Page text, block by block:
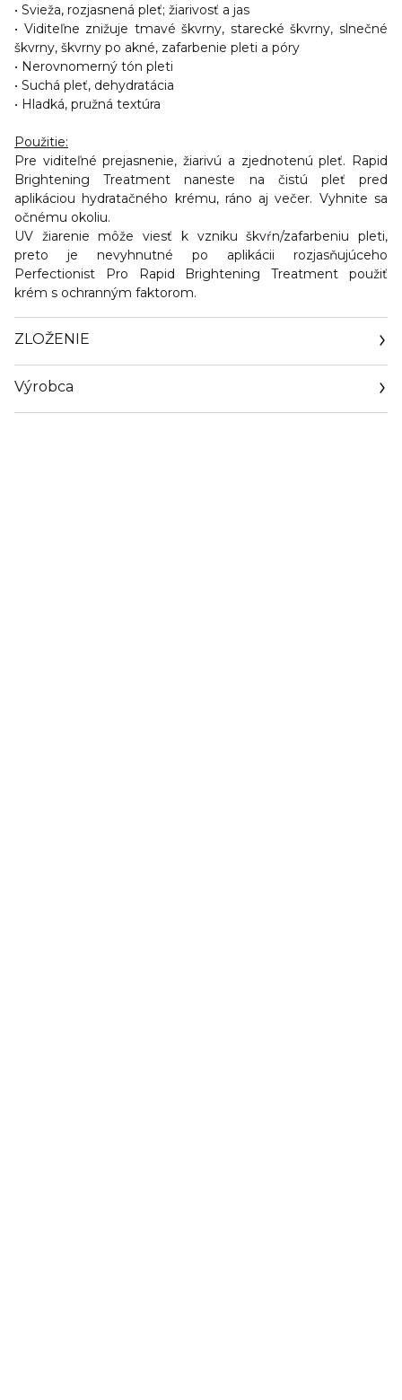
• Svieža, rozjasnená pleť; žiarivosť a jas
• Viditeľne znižuje tmavé škvrny, starecké škvrny, slnečné
škvrny, škvrny po akné, zafarbenie pleti a póry
• Nerovnomerný tón pleti
• Suchá pleť, dehydratácia
• Hladká, pružná textúra
Použitie:
Pre viditeľné prejasnenie, žiarivú a zjednotenú pleť. Rapid
Brightening Treatment naneste na čistú pleť pred
aplikáciou hydratačného krému, ráno aj večer. Vyhnite sa
očnému okoliu.
UV žiarenie môže viesť k vzniku škvŕn/zafarbeniu pleti,
preto je nevyhnutné po aplikácii rozjasňujúceho
Perfectionist Pro Rapid Brightening Treatment použiť
krém s ochranným faktorom.
ZLOŽENIE
Výrobca